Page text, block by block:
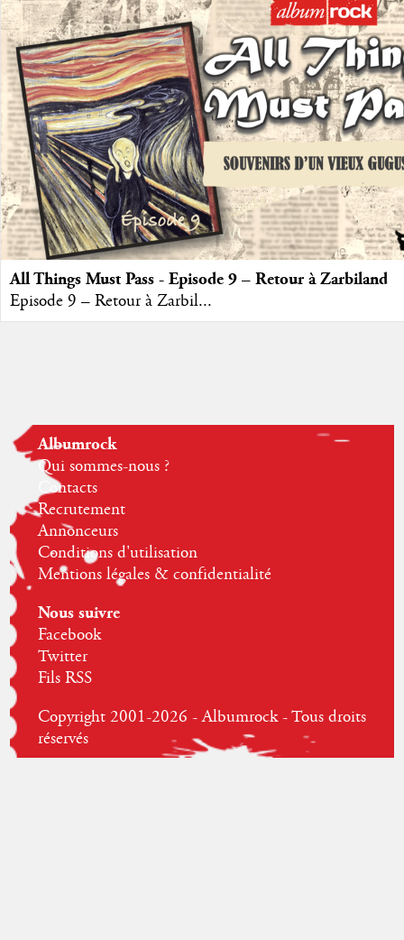
All Things Must Pass - Episode 9 – Retour à Zarbiland
Episode 9 – Retour à Zarbil...
Albumrock
Qui sommes-nous ?
Contacts
Recrutement
Annonceurs
Conditions d'utilisation
Mentions légales & confidentialité
Nous suivre
Facebook
Twitter
Fils RSS
Copyright 2001-2026 - Albumrock - Tous droits
réservés